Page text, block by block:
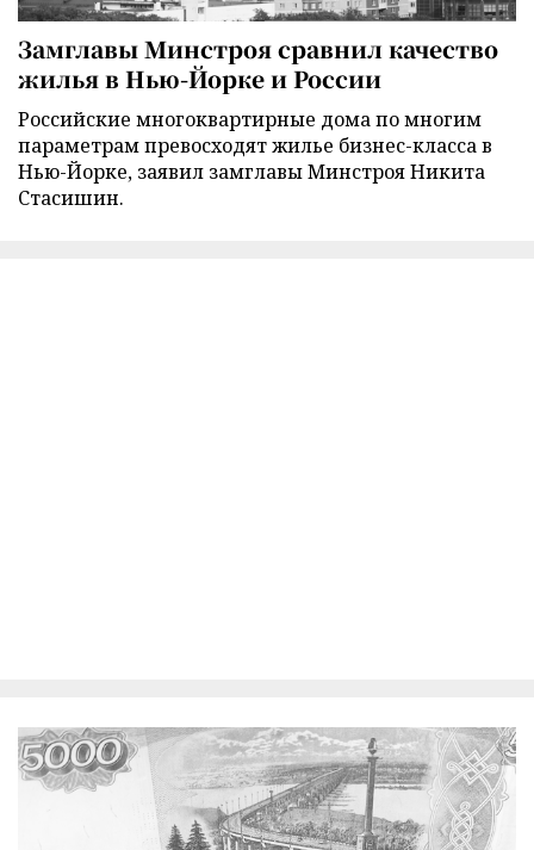
Замглавы Минстроя сравнил качество
жилья в Нью-Йорке и России
Российские многоквартирные дома по многим
параметрам превосходят жилье бизнес-класса в
Нью-Йорке, заявил замглавы Минстроя Никита
Стасишин.